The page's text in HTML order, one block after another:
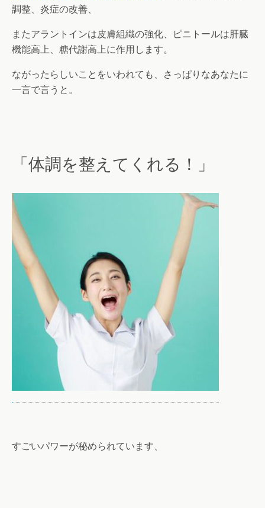
調整、炎症の改善、
またアラントインは皮膚組織の強化、ピニトールは肝臓
機能高上、糖代謝高上に作用します。
ながったらしいことをいわれても、さっぱりなあなたに
一言で言うと。
「体調を整えてくれる！」
すごいパワーが秘められています、